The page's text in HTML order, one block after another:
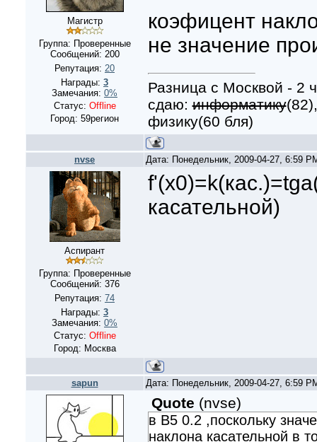
Магистр
Группа: Проверенные
Сообщений: 200
Репутация: 20
Награды: 3
Замечания: 0%
Статус: Offline
Город: 59регион
коэфицент
не значение
Разница с Москвой - 2
сдаю:информатику
физику(60 бля)
nvse Дата: Понедельник, 2009-04-27, 6:59
Аспирант
Группа: Проверенные
Сообщений: 376
Репутация: 74
Награды: 3
Замечания: 0%
Статус: Offline
Город: Москва
касательной)
sapun Дата: Понедельник, 2009-04-27, 6:59
Quote (nvse)
в B5 0.2 ,поскольку
наклона касательной в